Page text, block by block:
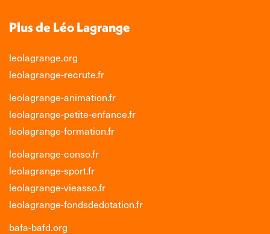
Plus de Léo Lagrange
leolagrange.org
leolagrange-recrute.fr
leolagrange-animation.fr
leolagrange-petite-enfance.fr
leolagrange-formation.fr
leolagrange-conso.fr
leolagrange-sport.fr
leolagrange-vieasso.fr
leolagrange-fondsdedotation.fr
bafa-bafd.org